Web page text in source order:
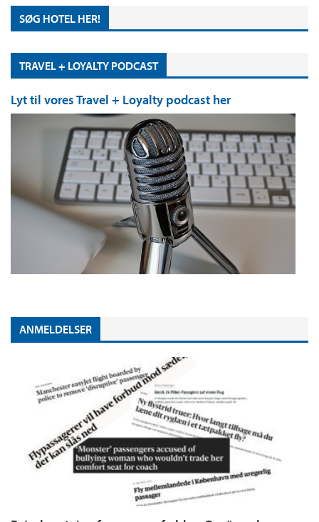
SØG HOTEL HER!
TRAVEL + LOYALTY PODCAST
Lyt til vores Travel + Loyalty podcast her
ANMELDELSER